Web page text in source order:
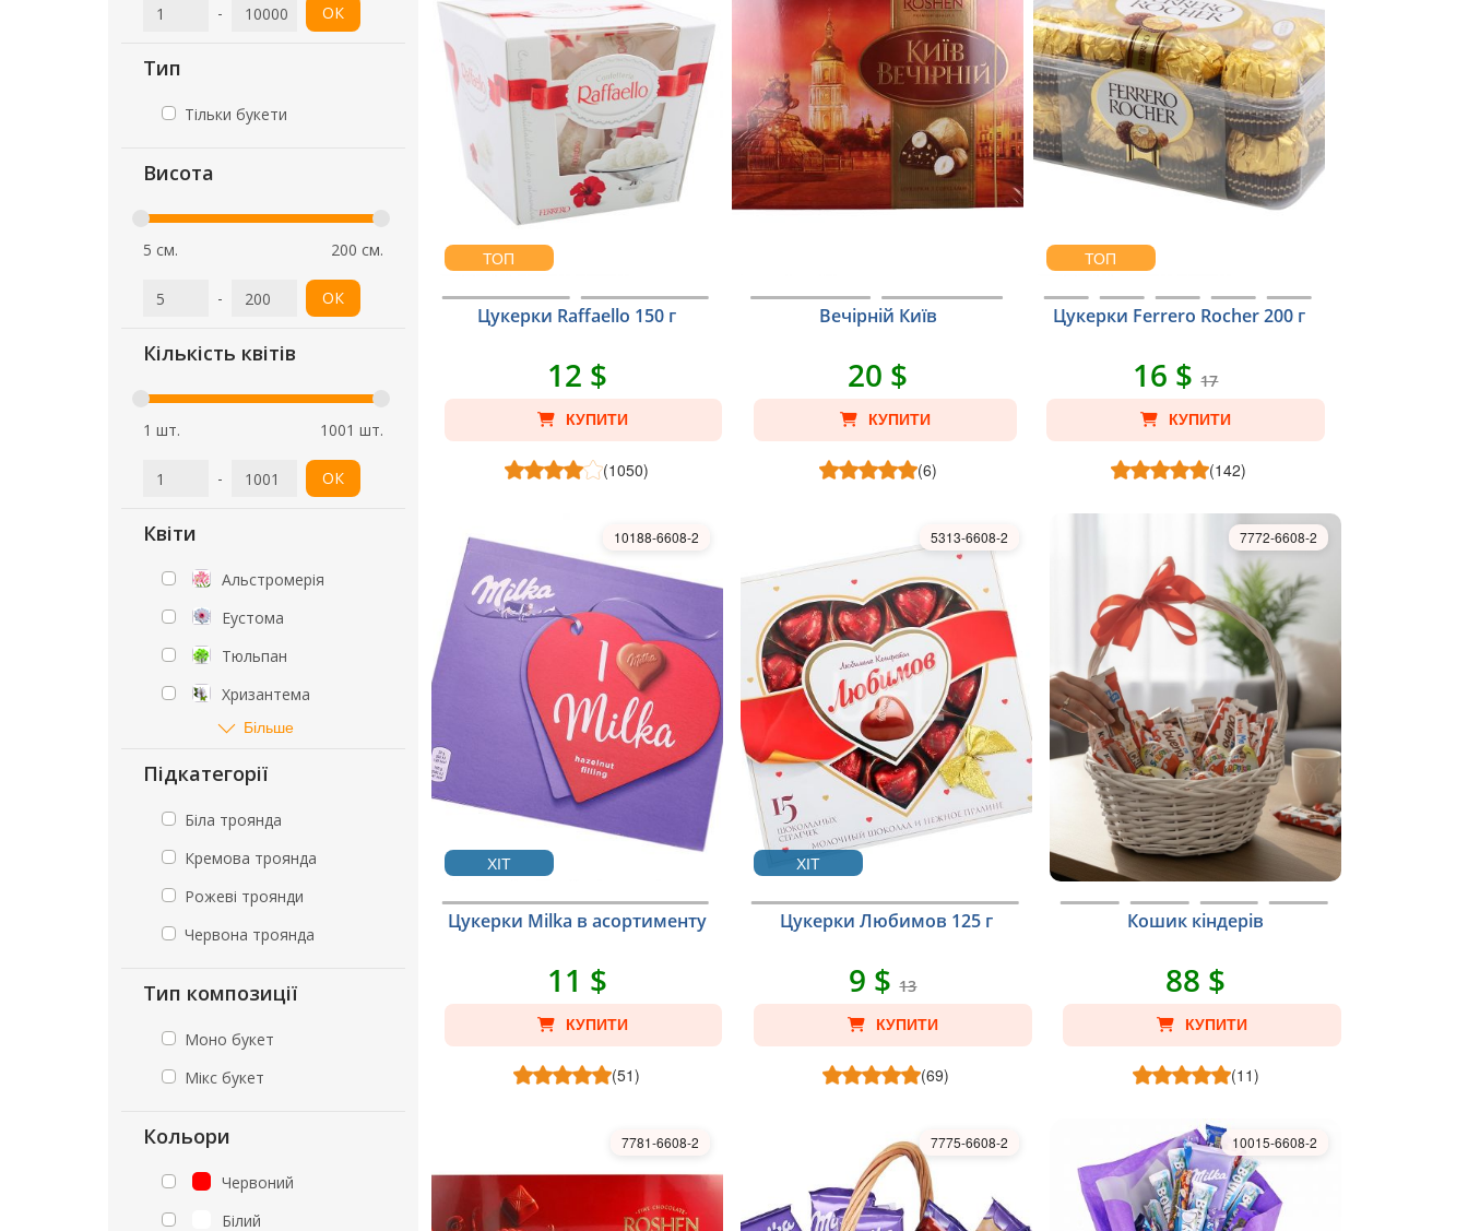
- ОК
Тип
Тільки букети
Висота
5 см. 200 см.
- ОК
Кількість квітів
1 шт. 1001 шт.
- ОК
Квіти
Альстромерія
Еустома
Тюльпан
Хризантема
Більше
Підкатегорії
Біла троянда
Кремова троянда
Рожеві троянди
Червона троянда
Тип композиції
Моно букет
Мікс букет
Кольори
Червоний
Білий
ТОП
Цукерки Raffaello 150 г
12 $
КУПИТИ
(1050)
Вечірній Київ
20 $
КУПИТИ
(6)
ТОП
Цукерки Ferrero Rocher 200 г
16 $17
КУПИТИ
(142)
ХІТ
Цукерки Milka в асортименту
10188-6608-2
11 $
КУПИТИ
(51)
ХІТ
Цукерки Любимов 125 г
5313-6608-2
9 $13
КУПИТИ
(69)
Кошик кіндерів
7772-6608-2
88 $
КУПИТИ
(11)
7781-6608-2 7775-6608-2 10015-6608-2